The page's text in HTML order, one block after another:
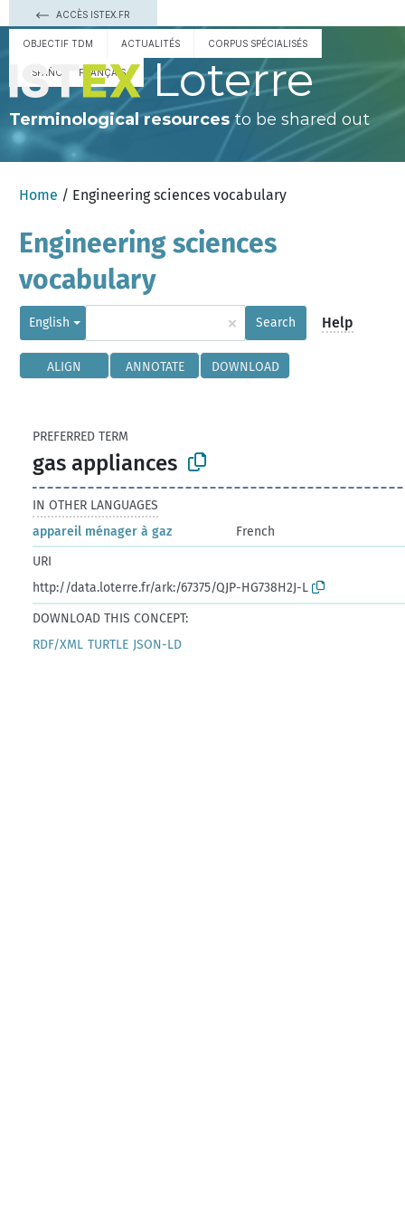
ACCÈS ISTEX.FR
OBJECTIF TDM ACTUALITÉS CORPUS SPÉCIALISÉS
ESPAÑOL FRANÇAIS Loterre
Terminological resourcesto be shared out
Home / Engineering sciences vocabulary
Engineering sciences
vocabulary
English × Search Help
ALIGN ANNOTATE DOWNLOAD
PREFERRED TERM
gas appliances
IN OTHER LANGUAGES
appareil ménager à gaz
French
URI
http://data.loterre.fr/ark:/67375/QJP-HG738H2J-L
DOWNLOAD THIS CONCEPT:
RDF/XML TURTLE JSON-LD